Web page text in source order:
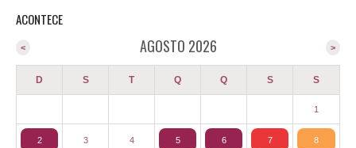
ACONTECE
AGOSTO 2026 >
<
D S T Q Q S S
1
2 3 4 5 6 7 8